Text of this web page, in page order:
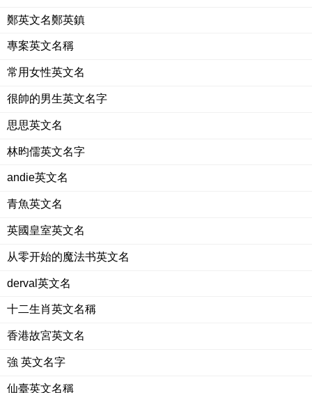
鄭英文名鄭英鎮
專案英文名稱
常用女性英文名
很帥的男生英文名字
思思英文名
林昀儒英文名字
andie英文名
青魚英文名
英國皇室英文名
从零开始的魔法书英文名
derval英文名
十二生肖英文名稱
香港故宮英文名
強 英文名字
仙臺英文名稱